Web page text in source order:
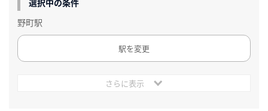
野町駅
駅を変更
さらに表示